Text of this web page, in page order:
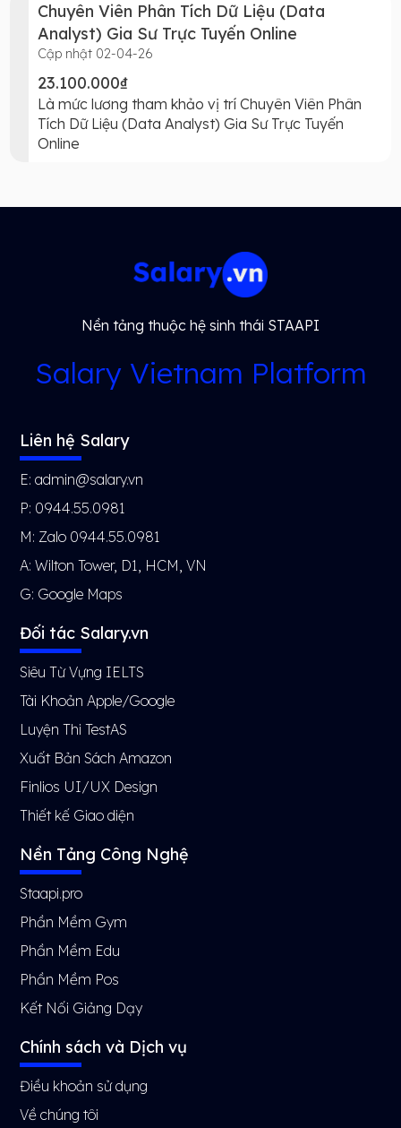
Chuyên Viên Phân Tích Dữ Liệu (Data
Analyst) Gia Sư Trực Tuyến Online
Cập nhật 02-04-26
23.100.000₫
Là mức lương tham khảo vị trí Chuyên Viên Phân
Tích Dữ Liệu (Data Analyst) Gia Sư Trực Tuyến
Online
Nền tảng thuộc hệ sinh thái STAAPI
Salary Vietnam Platform
Liên hệ Salary
E: admin@salary.vn
P: 0944.55.0981
M: Zalo 0944.55.0981
A: Wilton Tower, D1, HCM, VN
G: Google Maps
Đối tác Salary.vn
Siêu Từ Vựng IELTS
Tài Khoản Apple/Google
Luyện Thi TestAS
Xuất Bản Sách Amazon
Finlios UI/UX Design
Thiết kế Giao diện
Nền Tảng Công Nghệ
Staapi.pro
Phần Mềm Gym
Phần Mềm Edu
Phần Mềm Pos
Kết Nối Giảng Dạy
Chính sách và Dịch vụ
Điều khoản sử dụng
Về chúng tôi